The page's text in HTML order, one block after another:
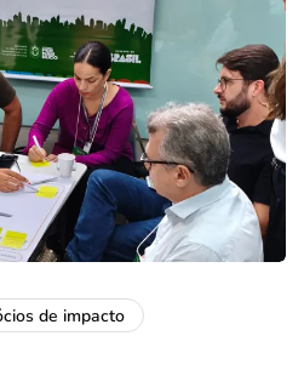
de impacto